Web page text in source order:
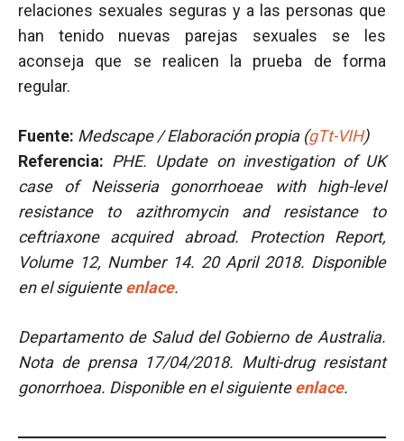
relaciones sexuales seguras y a las personas que
han tenido nuevas parejas sexuales se les
aconseja que se realicen la prueba de forma
regular.
Fuente: Medscape / Elaboración propia (gTt-VIH)
Referencia: PHE. Update on investigation of UK
case of Neisseria gonorrhoeae with high-level
resistance to azithromycin and resistance to
ceftriaxone acquired abroad. Protection Report,
Volume 12, Number 14. 20 April 2018. Disponible
en el siguienteenlace.
Departamento de Salud del Gobierno de Australia.
Nota de prensa 17/04/2018. Multi-drug resistant
gonorrhoea. Disponible en el siguienteenlace.